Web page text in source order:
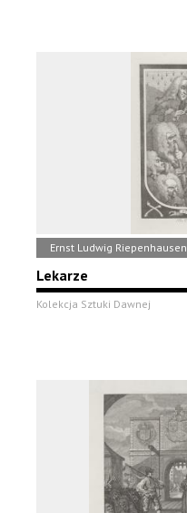
Ernst Ludwig Riepenhausen
Lekarze
Kolekcja Sztuki Dawnej